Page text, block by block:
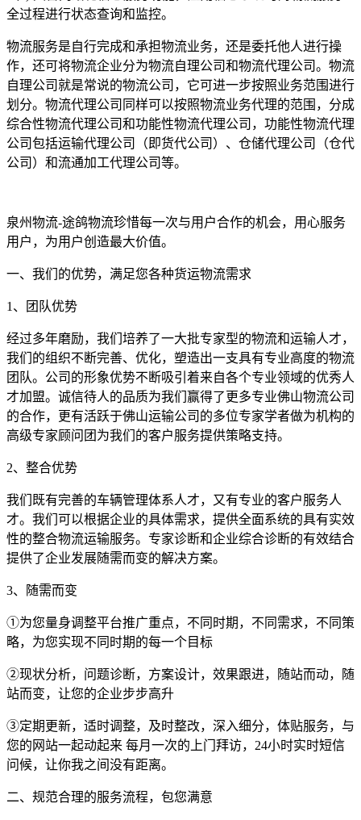
全过程进行状态查询和监控。
物流服务是自行完成和承担物流业务，还是委托他人进行操
作，还可将物流企业分为物流自理公司和物流代理公司。物流
自理公司就是常说的物流公司，它可进一步按照业务范围进行
划分。物流代理公司同样可以按照物流业务代理的范围，分成
综合性物流代理公司和功能性物流代理公司，功能性物流代理
公司包括运输代理公司（即货代公司）、仓储代理公司（仓代
公司）和流通加工代理公司等。
泉州物流-途鸽物流珍惜每一次与用户合作的机会，用心服务
用户，为用户创造最大价值。
一、我们的优势，满足您各种货运物流需求
1、团队优势
经过多年磨励，我们培养了一大批专家型的物流和运输人才，
我们的组织不断完善、优化，塑造出一支具有专业高度的物流
团队。公司的形象优势不断吸引着来自各个专业领域的优秀人
才加盟。诚信待人的品质为我们赢得了更多专业佛山物流公司
的合作，更有活跃于佛山运输公司的多位专家学者做为机构的
高级专家顾问团为我们的客户服务提供策略支持。
2、整合优势
我们既有完善的车辆管理体系人才，又有专业的客户服务人
才。我们可以根据企业的具体需求，提供全面系统的具有实效
性的整合物流运输服务。专家诊断和企业综合诊断的有效结合
提供了企业发展随需而变的解决方案。
3、随需而变
①为您量身调整平台推广重点，不同时期，不同需求，不同策
略，为您实现不同时期的每一个目标
②现状分析，问题诊断，方案设计，效果跟进，随站而动，随
站而变，让您的企业步步高升
③定期更新，适时调整，及时整改，深入细分，体贴服务，与
您的网站一起动起来 每月一次的上门拜访，24小时实时短信
问候，让你我之间没有距离。
二、规范合理的服务流程，包您满意